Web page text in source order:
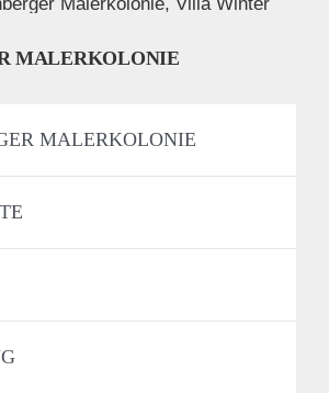
MALERKOLONIE
MALERKOLONIE